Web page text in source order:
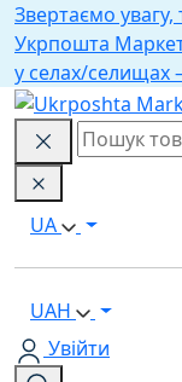
Звертаємо увагу,
Укрпошта
у селах/селищах
UA
UAH
Увійти